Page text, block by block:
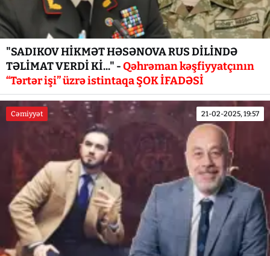
"SADIKOV HİKMƏT HƏSƏNOVA RUS DİLİNDƏ
TƏLİMAT VERDİ Kİ..." -Qəhrəman kəşfiyyatçının
“Tərtər işi” üzrə istintaqa ŞOK İFADƏSİ
Cəmiyyət 21-02-2025, 19:57